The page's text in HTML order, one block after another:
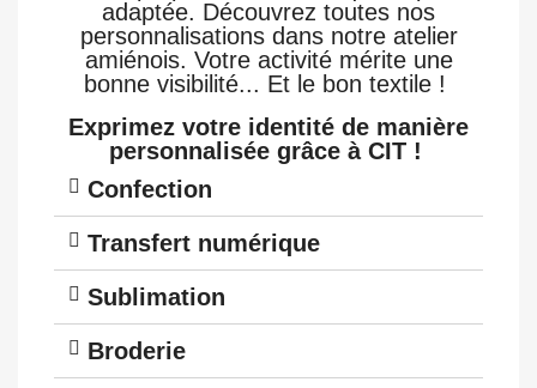
adaptée. Découvrez toutes nos
personnalisations dans notre atelier
amiénois. Votre activité mérite une
bonne visibilité... Et le bon textile !
Exprimez votre identité de manière
personnalisée grâce à CIT !
Confection
Transfert numérique
Sublimation
Broderie